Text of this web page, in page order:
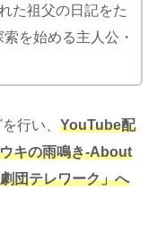
た祖父の日記をた
を始める主人公・
行い、 YouTube配
キの雨鳴き-About
団テレワーク」へ